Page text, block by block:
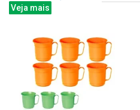
Veja mais